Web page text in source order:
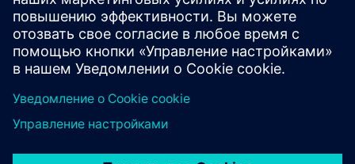
Maximize your 48/48E Tax Credit for installation of
renewable energy and/or battery storage.
Узнайте больше